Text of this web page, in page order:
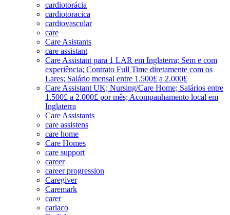
cardiotorácia
cardiotoracica
cardiovascular
care
Care Asistants
care assistant
Care Assistant para 1 LAR em Inglaterra; Sem e com
experiência; Contrato Full Time diretamente com os
Lares; Salário mensal entre 1.500£ a 2.000£
Care Assistant UK; Nursing/Care Home; Salários entre
1.500£ a 2.000£ por mês; Acompanhamento local em
Inglaterra
Care Assistants
care assistens
care home
Care Homes
care support
career
career progression
Caregiver
Caremark
carer
cariaco